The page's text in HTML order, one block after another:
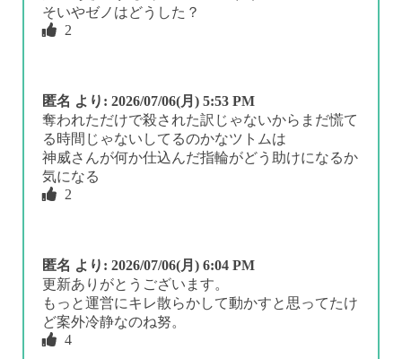
そいやゼノはどうした？
2
匿名 より: 2026/07/06(月) 5:53 PM
奪われただけで殺された訳じゃないからまだ慌て
る時間じゃないしてるのかなツトムは
神威さんが何か仕込んだ指輪がどう助けになるか
気になる
2
匿名 より: 2026/07/06(月) 6:04 PM
更新ありがとうございます。
もっと運営にキレ散らかして動かすと思ってたけ
ど案外冷静なのね努。
4